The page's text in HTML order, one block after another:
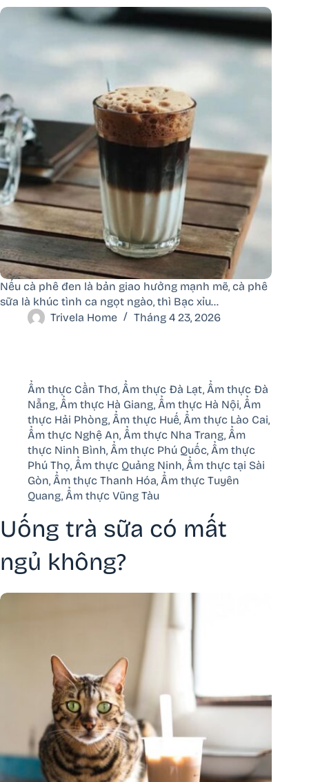
Nếu cà phê đen là bản giao hưởng mạnh mẽ, cà phê
sữa là khúc tình ca ngọt ngào, thì Bạc xỉu…
Trivela Home
Tháng 4 23, 2026
Ẩm thực Cần Thơ, Ẩm thực Đà Lạt, Ẩm thực Đà
Nẵng, Ẩm thực Hà Giang, Ẩm thực Hà Nội, Ẩm
thực Hải Phòng, Ẩm thực Huế, Ẩm thực Lào Cai,
Ẩm thực Nghệ An, Ẩm thực Nha Trang, Ẩm
thực Ninh Bình, Ẩm thực Phú Quốc, Ẩm thực
Phú Thọ, Ẩm thực Quảng Ninh, Ẩm thực tại Sài
Gòn, Ẩm thực Thanh Hóa, Ẩm thực Tuyên
Quang, Ẩm thực Vũng Tàu
Uống trà sữa có mất
ngủ không?